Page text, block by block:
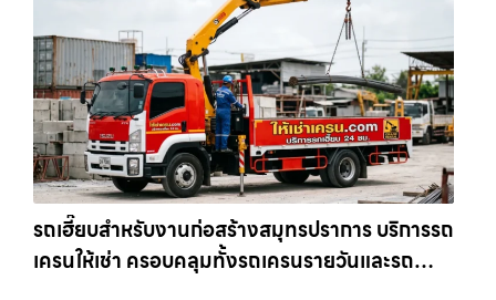
รถเฮี๊ยบสำหรับงานก่อสร้างสมุทรปราการ บริการรถ
เครนให้เช่า ครอบคลุมทั้งรถเครนรายวันและรถ